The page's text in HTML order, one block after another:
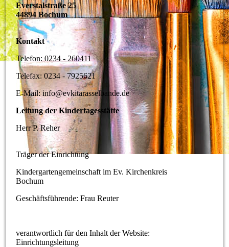
Everstalstraße 25
44894 Bochum
Kontakt
Telefon: 0234 - 260411
Telefax: 0234 - 7925621
E-Mail: info@evkitarasselbande.de
Leitung der Kindertagesstätte
Herr P. Reher
Träger der Einrichtung
Kindergartengemeinschaft im Ev. Kirchenkreis
Bochum
Geschäftsführende: Frau Reuter
verantwortlich für den Inhalt der Website:
Einrichtungsleitung